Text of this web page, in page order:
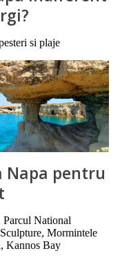
si plaje
Napa pentru
Parcul National
Mormintele
Kannos Bay